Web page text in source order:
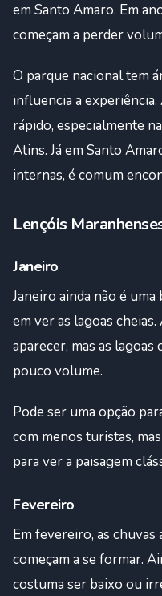
em Santo Amaro. Em
começam a perder
O parque nacional tem
influencia a experiência.
rápido, especialmente
Atins. Já em Santo
internas, é comum
Lençóis
Janeiro
Janeiro ainda não é
em ver as lagoas
aparecer, mas as
pouco volume.
Pode ser uma opção
com menos turistas,
para ver a paisagem
Fevereiro
Em fevereiro, as chuvas
começam a se formar.
costuma ser baixo ou